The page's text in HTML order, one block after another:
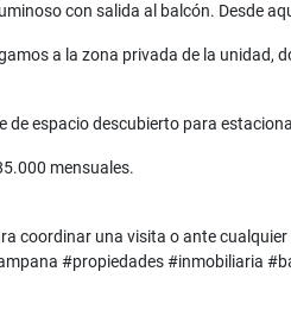
con salida al balcón. Desde
a la zona privada de la unidad,
de espacio descubierto para
mensuales.
coordinar una visita o ante cualquier
#propiedades #inmobiliaria